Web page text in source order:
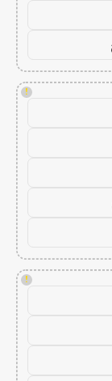
!
!